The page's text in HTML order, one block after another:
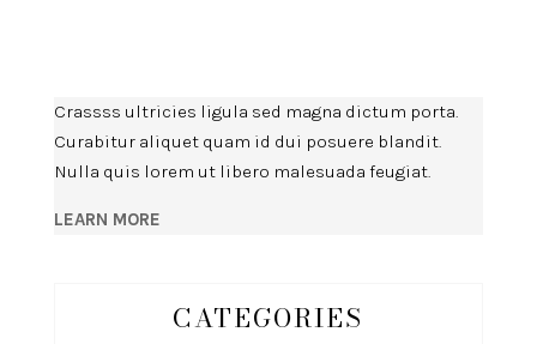
Crassss ultricies ligula sed magna dictum porta.
Curabitur aliquet quam id dui posuere blandit.
Nulla quis lorem ut libero malesuada feugiat.
LEARN MORE
CATEGORIES